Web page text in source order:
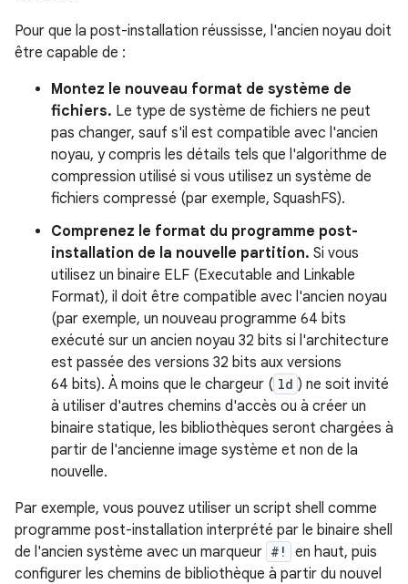
Pour que la post-installation réussisse, l'ancien noyau doit
être capable de :
Montez le nouveau format de système de
fichiers. Le type de système de fichiers ne peut
pas changer, sauf s'il est compatible avec l'ancien
noyau, y compris les détails tels que l'algorithme de
compression utilisé si vous utilisez un système de
fichiers compressé (par exemple, SquashFS).
Comprenez le format du programme post-
installation de la nouvelle partition. Si vous
utilisez un binaire ELF (Executable and Linkable
Format), il doit être compatible avec l'ancien noyau
(par exemple, un nouveau programme 64 bits
exécuté sur un ancien noyau 32 bits si l'architecture
est passée des versions 32 bits aux versions
64 bits). À moins que le chargeur ( ld ) ne soit invité
à utiliser d'autres chemins d'accès ou à créer un
binaire statique, les bibliothèques seront chargées à
partir de l'ancienne image système et non de la
nouvelle.
Par exemple, vous pouvez utiliser un script shell comme
programme post-installation interprété par le binaire shell
de l'ancien système avec un marqueur #!
en haut, puis
configurer les chemins de bibliothèque à partir du nouvel